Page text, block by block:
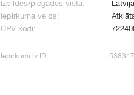
Izpildes/piegādes vieta:
Iepirkuma veids:
CPV kodi:
Iepirkumi.lv ID: